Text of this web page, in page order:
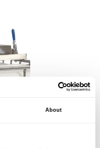
About
используются в